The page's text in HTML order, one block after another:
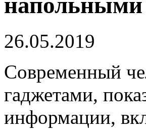
напольными
26.05.2019
Современный
гаджетами,
информации,